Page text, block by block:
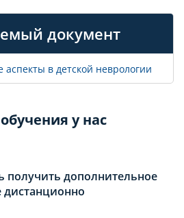
документ
у нас
получить дополнительное
дистанционно